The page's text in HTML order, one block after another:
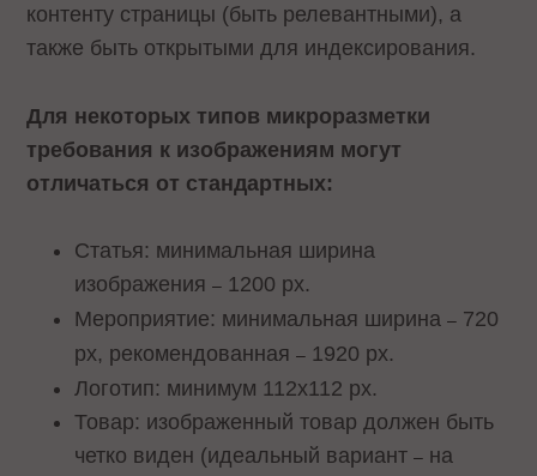
контенту страницы (быть релевантными), а
также быть открытыми для индексирования.
Для некоторых типов микроразметки
требования к изображениям могут
отличаться от стандартных:
Статья: минимальная ширина
изображения– 1200 рх.
Мероприятие: минимальная ширина– 720
рх, рекомендованная– 1920 рх.
Логотип: минимум 112х112 рх.
Товар: изображенный товар должен быть
четко виден (идеальный вариант– на